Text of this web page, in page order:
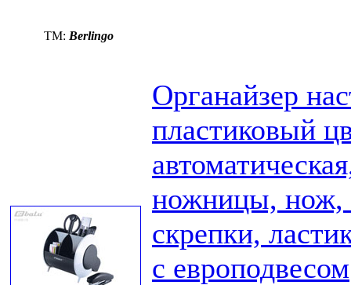
TM: Berlingo
Органайзер
пластиковый
ножницы, нож,
скрепки,
с европодвесом